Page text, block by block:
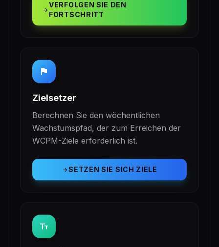
arrow_forward
VERFOLGEN SIE DEN
FORTSCHRITT
flag
Zielsetzer
Berechnen Sie den wöchentlichen
Wachstumspfad, der zum Erreichen der
WCPM-Ziele erforderlich ist.
arrow_forwardSETZEN SIE SICH ZIELE
text_fields